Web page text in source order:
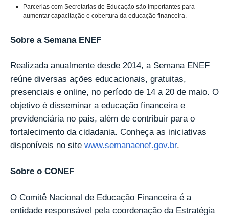
Parcerias com Secretarias de Educação são importantes para
aumentar capacitação e cobertura da educação financeira.
Sobre a Semana ENEF
Realizada anualmente desde 2014, a Semana ENEF
reúne diversas ações educacionais, gratuitas,
presenciais e online, no período de 14 a 20 de maio. O
objetivo é disseminar a educação financeira e
previdenciária no país, além de contribuir para o
fortalecimento da cidadania. Conheça as iniciativas
disponíveis no site www.semanaenef.gov.br.
Sobre o CONEF
O Comitê Nacional de Educação Financeira é a
entidade responsável pela coordenação da Estratégia